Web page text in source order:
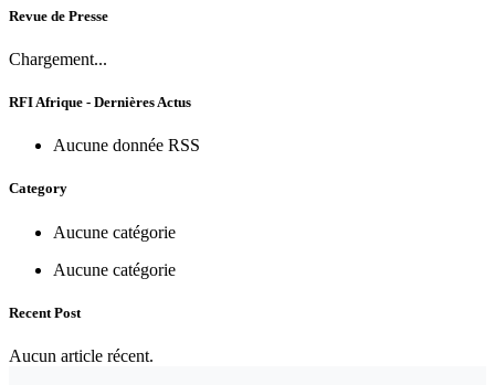
Revue de Presse
Chargement...
RFI Afrique - Dernières Actus
Aucune donnée RSS
Category
Aucune catégorie
Aucune catégorie
Recent Post
Aucun article récent.